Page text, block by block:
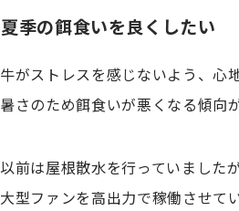
夏季の餌食いを良くしたい
牛がストレスを感じないよう、心
暑さのため餌食いが悪くなる傾向
以前は屋根散水を行っていました
大型ファンを高出力で稼働させて